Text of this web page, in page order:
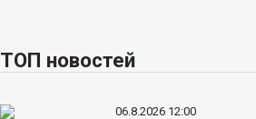
ТОП новостей
06.8.2026 12:00